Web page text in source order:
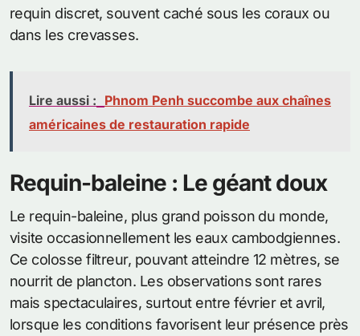
requin discret, souvent caché sous les coraux ou
dans les crevasses.
Lire aussi : Phnom Penh succombe aux chaînes
américaines de restauration rapide
Requin-baleine : Le géant doux
Le requin-baleine, plus grand poisson du monde,
visite occasionnellement les eaux cambodgiennes.
Ce colosse filtreur, pouvant atteindre 12 mètres, se
nourrit de plancton. Les observations sont rares
mais spectaculaires, surtout entre février et avril,
lorsque les conditions favorisent leur présence près